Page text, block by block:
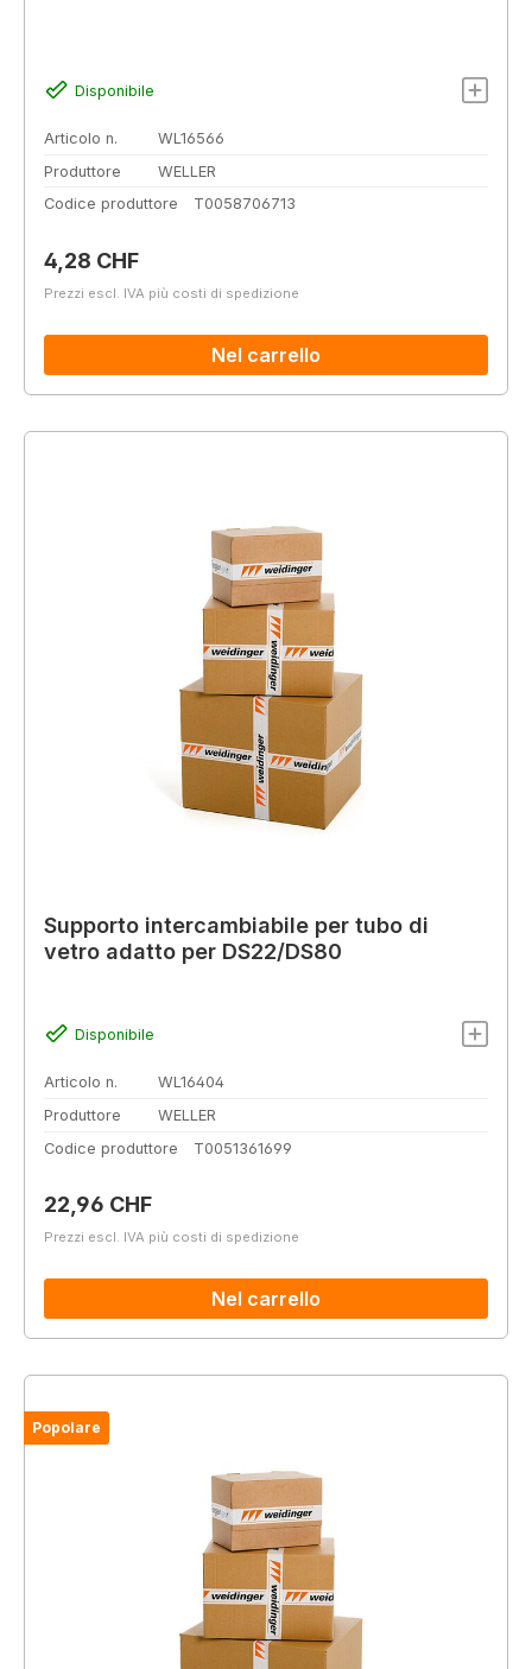
Disponibile
Articolo n.
WL16566
Produttore
WELLER
Codice produttore
T0058706713
Prezzo normale:
4,28 CHF
Prezzi escl. IVA più costi di spedizione
Nel carrello
Supporto intercambiabile per tubo di
vetro adatto per DS22/DS80
Disponibile
Articolo n.
WL16404
Produttore
WELLER
Codice produttore
T0051361699
Prezzo normale:
22,96 CHF
Prezzi escl. IVA più costi di spedizione
Nel carrello
Popolare